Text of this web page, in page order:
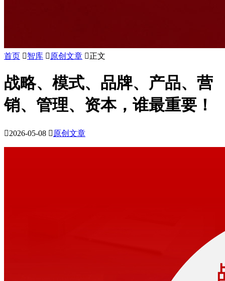
首页 智库  原创文章 正文
战略、模式、品牌、产品、营
销、管理、资本，谁最重要！
2026-05-08  原创文章